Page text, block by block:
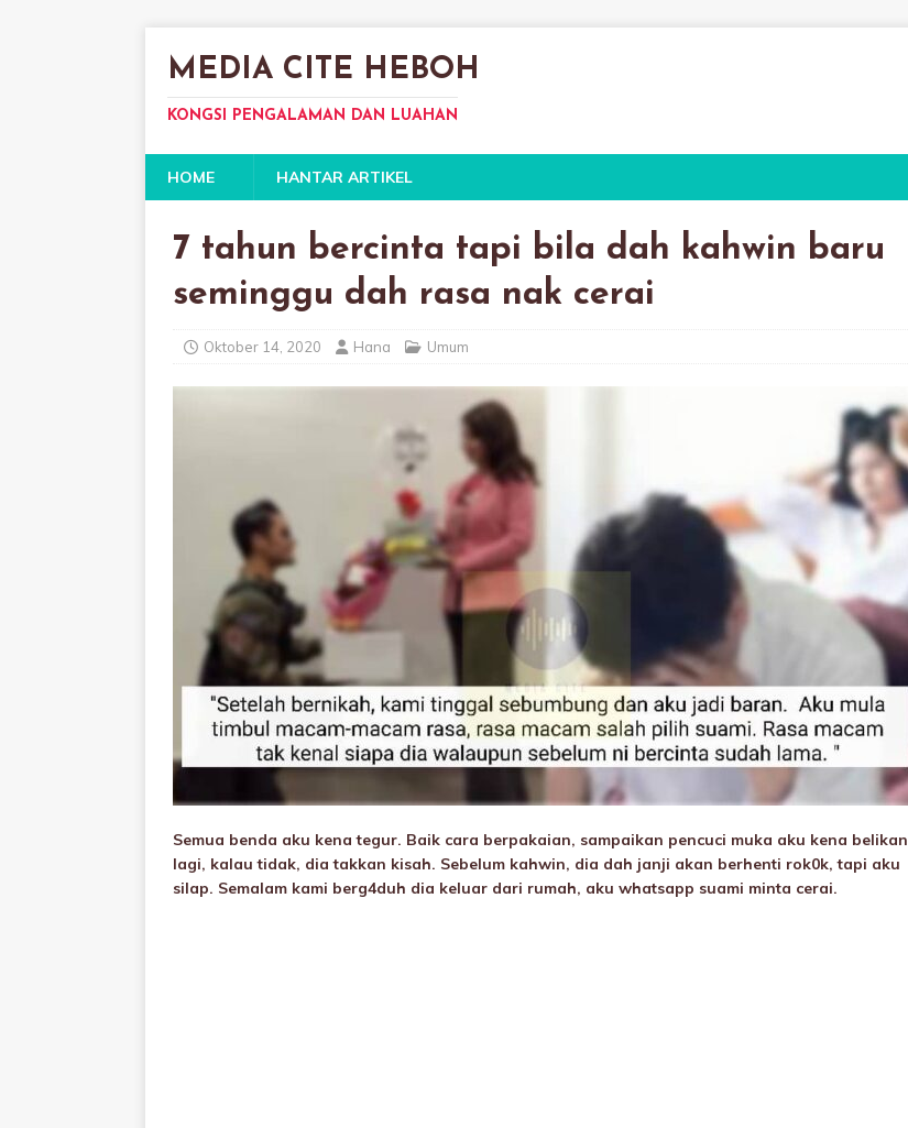
MEDIA CITE HEBOH
KONGSI PENGALAMAN DAN LUAHAN
HOME HANTAR ARTIKEL
7 tahun bercinta tapi bila dah kahwin baru
seminggu dah rasa nak cerai
Oktober 14, 2020 Hana Umum
Semua benda aku kena tegur. Baik cara berpakaian, sampaikan pencuci muka aku kena belikan
lagi, kalau tidak, dia takkan kisah. Sebelum kahwin, dia dah janji akan berhenti rok0k, tapi aku
silap. Semalam kami berg4duh dia keluar dari rumah, aku whatsapp suami minta cerai.